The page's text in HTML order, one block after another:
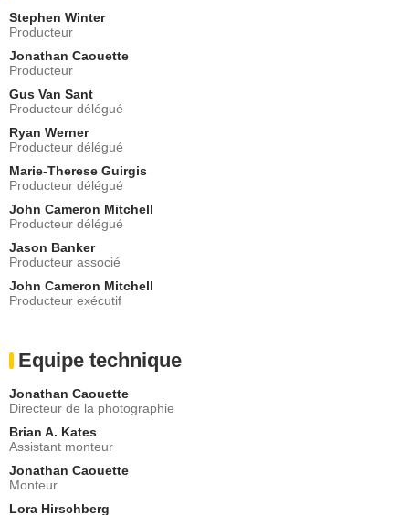
Stephen Winter
Producteur
Jonathan Caouette
Producteur
Gus Van Sant
Producteur délégué
Ryan Werner
Producteur délégué
Marie-Therese Guirgis
Producteur délégué
John Cameron Mitchell
Producteur délégué
Jason Banker
Producteur associé
John Cameron Mitchell
Producteur exécutif
Equipe technique
Jonathan Caouette
Directeur de la photographie
Brian A. Kates
Assistant monteur
Jonathan Caouette
Monteur
Lora Hirschberg